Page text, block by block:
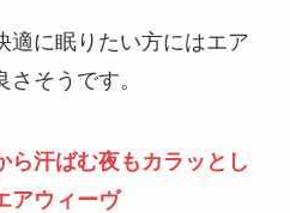
適に眠りたい方にはエア
そうです。
汗ばむ夜もカラッとし
アウィーヴ